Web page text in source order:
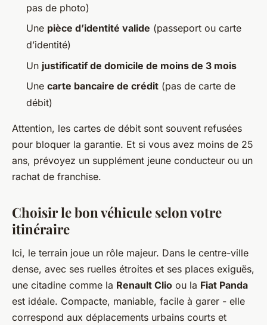
pas de photo)
Une pièce d’identité valide (passeport ou carte
d’identité)
Un justificatif de domicile de moins de 3 mois
Une carte bancaire de crédit (pas de carte de
débit)
Attention, les cartes de débit sont souvent refusées
pour bloquer la garantie. Et si vous avez moins de 25
ans, prévoyez un supplément jeune conducteur ou un
rachat de franchise.
Choisir le bon véhicule selon votre
itinéraire
Ici, le terrain joue un rôle majeur. Dans le centre-ville
dense, avec ses ruelles étroites et ses places exiguës,
une citadine comme la Renault Clio ou la Fiat Panda
est idéale. Compacte, maniable, facile à garer - elle
correspond aux déplacements urbains courts et